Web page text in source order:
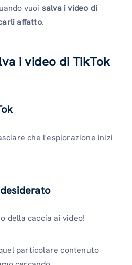
vuoi salva i video di
affatto.
i video di TikTok
che l'esplorazione inizi
della caccia ai video!
particolare contenuto